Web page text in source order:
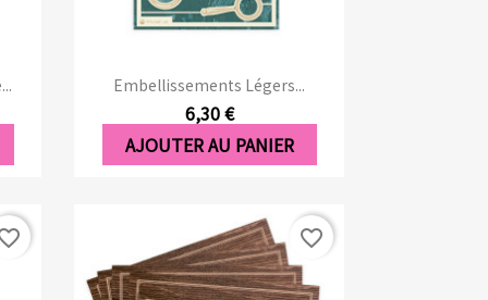
Embellissements Légers...
6,30 €
AJOUTER AU PANIER
Aperçu rapide
favorite_border